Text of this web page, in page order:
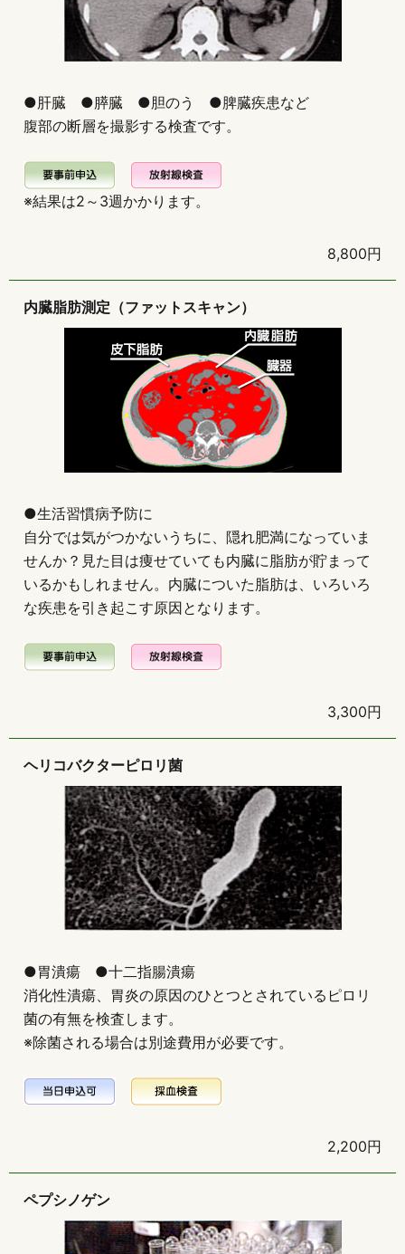
●肝臓 ●膵臓 ●胆のう ●脾臓疾患など
腹部の断層を撮影する検査です。
※結果は2～3週かかります。
8,800円
内臓脂肪測定（ファットスキャン）
●生活習慣病予防に
自分では気がつかないうちに、隠れ肥満になっていま
せんか？見た目は痩せていても内臓に脂肪が貯まって
いるかもしれません。内臓についた脂肪は、いろいろ
な疾患を引き起こす原因となります。
3,300円
ヘリコバクターピロリ菌
●胃潰瘍 ●十二指腸潰瘍
消化性潰瘍、胃炎の原因のひとつとされているピロリ
菌の有無を検査します。
※除菌される場合は別途費用が必要です。
2,200円
ペプシノゲン